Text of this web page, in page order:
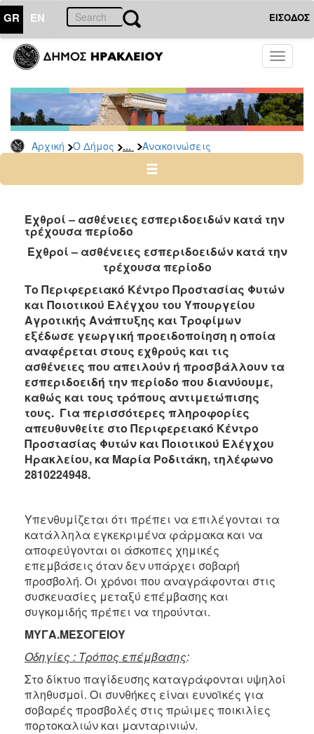
GR EN ΕΙΣΟΔΟΣ
Toggle
Αρχική Ο Δήμος ... Ανακοινώσεις
ΔΗΜΟΣ
Υπηρεσίες
Φορείς
Δημοτικές
Υπηρεσίες
Ηλεκτρονική
Διακυβέρνηση
Σχολικές
Αγροτική
Ανάπτυξη
Ανακοινώσεις
Προγράμματα
Προσχολική
Αγωγή
Κοιμητήρια
Κέντρο
Οικογένειας
ΤΟΠΟΣ
ΠΟΛΙΤΙΣΜΟΣ
ΑΝΘΕΚΤΙΚΗ
ΠΟΛΗ
Εχθροί – ασθένειες εσπεριδοειδών κατά την
τρέχουσα περίοδο
Εχθροί – ασθένειες εσπεριδοειδών κατά την
τρέχουσα περίοδο
Το Περιφερειακό Κέντρο Προστασίας Φυτών
και Ποιοτικού Ελέγχου του Υπουργείου
Αγροτικής Ανάπτυξης και Τροφίμων
εξέδωσε γεωργική προειδοποίηση η οποία
αναφέρεται στους εχθρούς και τις
ασθένειες που απειλούν ή προσβάλλουν τα
εσπεριδοειδή την περίοδο που διανύουμε,
καθώς και τους τρόπους αντιμετώπισης
τους. Για περισσότερες πληροφορίες
απευθυνθείτε στο Περιφερειακό Κέντρο
Προστασίας Φυτών και Ποιοτικού Ελέγχου
Ηρακλείου, κα Μαρία Ροδιτάκη, τηλέφωνο
2810224948.
Υπενθυμίζεται ότι πρέπει να επιλέγονται τα
κατάλληλα εγκεκριμένα φάρμακα και να
αποφεύγονται οι άσκοπες χημικές
επεμβάσεις όταν δεν υπάρχει σοβαρή
προσβολή. Οι χρόνοι που αναγράφονται στις
συσκευασίες μεταξύ επέμβασης και
συγκομιδής πρέπει να τηρούνται.
ΜΥΓΑ.ΜΕΣΟΓΕΙΟΥ
Οδηγίες : Τρόπος επέμβασης:
Στο δίκτυο παγίδευσης καταγράφονται υψηλοί
πληθυσμοί. Οι συνθήκες είναι ευνοϊκές για
σοβαρές προσβολές στις πρώιμες ποικιλίες
πορτοκαλιών και μανταρινιών.